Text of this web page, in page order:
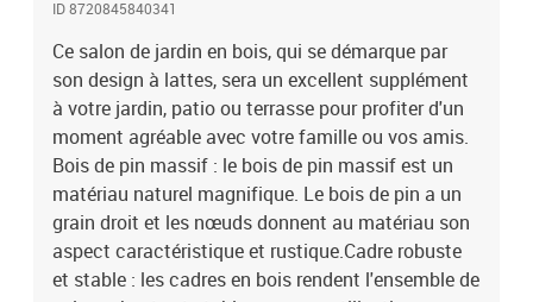
sont pas inclus dans la livraison.Matériau : bois de pin massif
(non traité)Matériau des lattes : contreplaquéDimensions du
canapé d'angle : 62 x 62 x 70,5 cm (l x P x H)Dimensions du canapé
central : 62 x 62 x 70,5 cm (l x P x H)Dimensions du repose-pied/de
la table basse de jardin : 62 x 62 x 32 cm (l x P x H)Capacité de
charge maximale (par siège) : 110 kgL'assemblage est requisLa
livraison contient :2 x canapé d'angle1 x canapé central2 x repose-
pieds/table basse de jardin
ID 8720845840341
Ce salon de jardin en bois, qui se démarque par
son design à lattes, sera un excellent supplément
à votre jardin, patio ou terrasse pour profiter d'un
moment agréable avec votre famille ou vos amis.
Bois de pin massif : le bois de pin massif est un
matériau naturel magnifique. Le bois de pin a un
grain droit et les nœuds donnent au matériau son
aspect caractéristique et rustique.Cadre robuste
et stable : les cadres en bois rendent l'ensemble de